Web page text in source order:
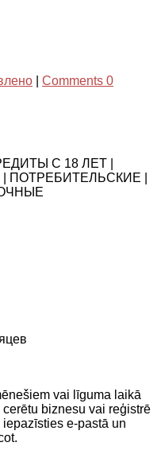
Comments 0
С 18 ЛЕТ |
ПОТРЕБИТЕЛЬСКИЕ |
vai līguma laikā
biznesu vai reģistrē
e-pastā un